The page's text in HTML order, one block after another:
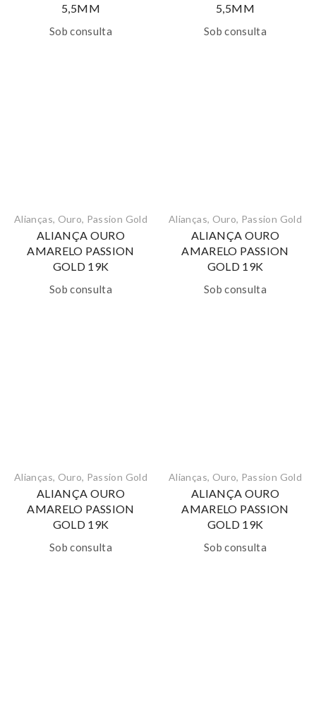
5,5MM
Sob consulta
5,5MM
Sob consulta
Alianças, Ouro, Passion Gold
ALIANÇA OURO
AMARELO PASSION
GOLD 19K
Sob consulta
Alianças, Ouro, Passion Gold
ALIANÇA OURO
AMARELO PASSION
GOLD 19K
Sob consulta
Alianças, Ouro, Passion Gold
ALIANÇA OURO
AMARELO PASSION
GOLD 19K
Sob consulta
Alianças, Ouro, Passion Gold
ALIANÇA OURO
AMARELO PASSION
GOLD 19K
Sob consulta